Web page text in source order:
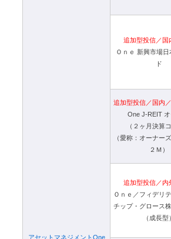
アセットマネジメントOne
追加型投信／国
Ｏｎｅ 新興市場日
ド
追加型投信／国内
One J-REIT
（２ヶ月決算
（愛称：オーナー
２Ｍ）
追加型投信／内
Ｏｎｅ／フィデリ
チップ・グロース
（成長型）